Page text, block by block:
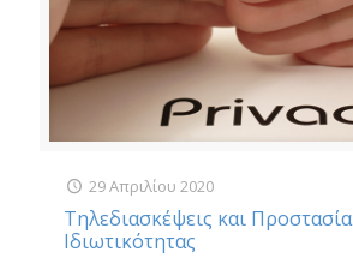
29 Απριλίου 2020
Τηλεδιασκέψεις και Προστασία
Ιδιωτικότητας